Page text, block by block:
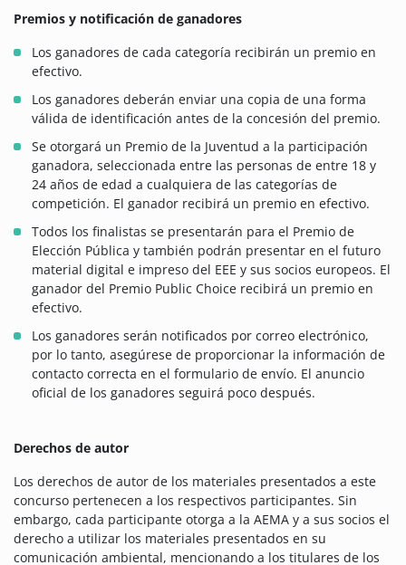
Premios y notificación de ganadores
Los ganadores de cada categoría recibirán un premio en
efectivo.
Los ganadores deberán enviar una copia de una forma
válida de identificación antes de la concesión del premio.
Se otorgará un Premio de la Juventud a la participación
ganadora, seleccionada entre las personas de entre 18 y
24 años de edad a cualquiera de las categorías de
competición. El ganador recibirá un premio en efectivo.
Todos los finalistas se presentarán para el Premio de
Elección Pública y también podrán presentar en el futuro
material digital e impreso del EEE y sus socios europeos. El
ganador del Premio Public Choice recibirá un premio en
efectivo.
Los ganadores serán notificados por correo electrónico,
por lo tanto, asegúrese de proporcionar la información de
contacto correcta en el formulario de envío. El anuncio
oficial de los ganadores seguirá poco después.
Derechos de autor
Los derechos de autor de los materiales presentados a este
concurso pertenecen a los respectivos participantes. Sin
embargo, cada participante otorga a la AEMA y a sus socios el
derecho a utilizar los materiales presentados en su
comunicación ambiental, mencionando a los titulares de los